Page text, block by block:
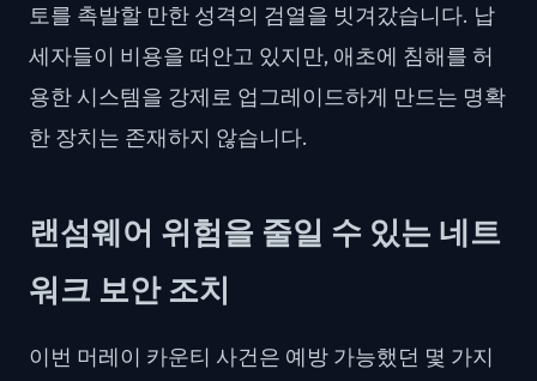
토를 촉발할 만한 성격의 검열을 빗겨갔습니다. 납
세자들이 비용을 떠안고 있지만, 애초에 침해를 허
용한 시스템을 강제로 업그레이드하게 만드는 명확
한 장치는 존재하지 않습니다.
랜섬웨어 위험을 줄일 수 있는 네트
워크 보안 조치
이번 머레이 카운티 사건은 예방 가능했던 몇 가지